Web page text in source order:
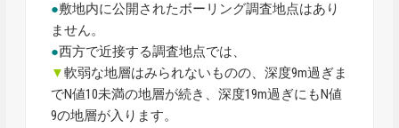
●敷地内に公開されたボーリング調査地点はあり
ません。
●西方で近接する調査地点では、
▼軟弱な地層はみられないものの、深度9m過ぎま
でN値10未満の地層が続き、深度19m過ぎにもN値
9の地層が入ります。